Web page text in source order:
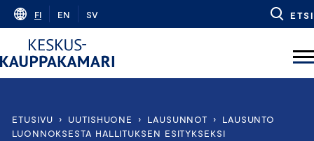
Skip
content
FI EN SV ETSI
ETUSIVU › UUTISHUONE › LAUSUNNOT ›
LAUSUNTO
LUONNOKSESTA HALLITUKSEN ESITYKSEKSI